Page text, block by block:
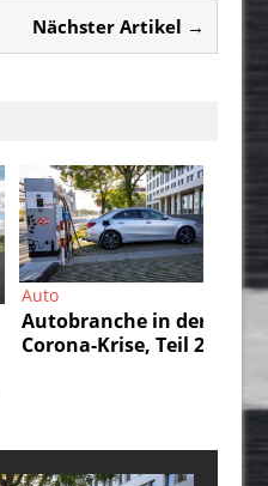
Nächster Artikel →
Auto
Autobranche in der
Corona-Krise, Teil 1